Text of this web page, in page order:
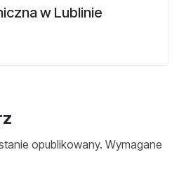
w Lublinie
opublikowany. Wymagane